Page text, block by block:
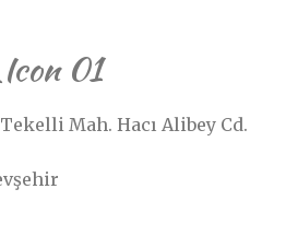
Tekelli Mah. Hacı Alibey Cd.